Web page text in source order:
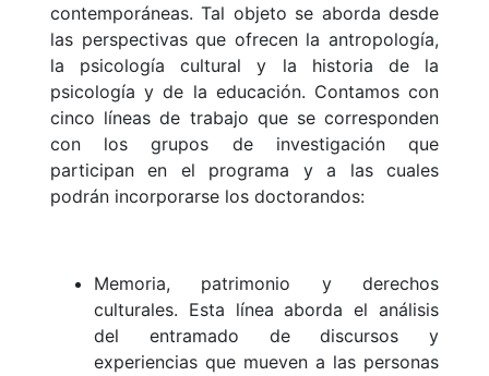
contemporáneas. Tal objeto se aborda desde
las perspectivas que ofrecen la antropología,
la psicología cultural y la historia de la
psicología y de la educación. Contamos con
cinco líneas de trabajo que se corresponden
con los grupos de investigación que
participan en el programa y a las cuales
podrán incorporarse los doctorandos:
Memoria, patrimonio y derechos
culturales. Esta línea aborda el análisis
del entramado de discursos y
experiencias que mueven a las personas